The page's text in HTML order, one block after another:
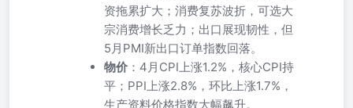
资拖累扩大；消费复苏波折，可选大
宗消费增长乏力；出口展现韧性，但
5月PMI新出口订单指数回落。
物价 ：4月CPI上涨1.2%，核心CPI持
平；PPI上涨2.8%，环比上涨1.7%，
生产资料价格指数大幅飙升。